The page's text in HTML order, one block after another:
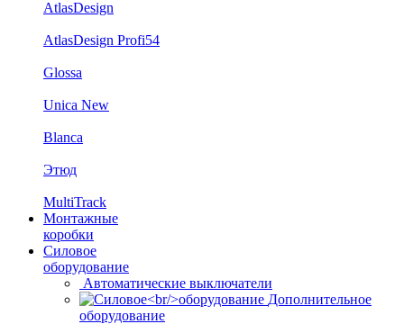
AtlasDesign
AtlasDesign Profi54
Glossa
Unica New
Blanca
Этюд
MultiTrack
Монтажные
коробки
Силовое
оборудование
Автоматические выключатели
Дополнительное
оборудование